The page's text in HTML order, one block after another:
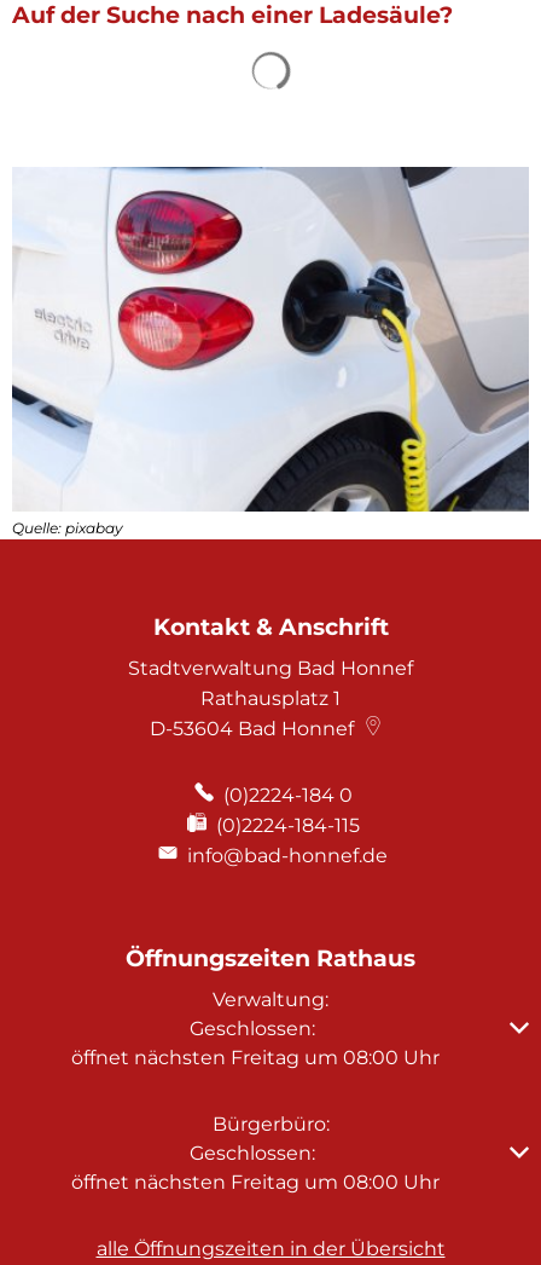
Auf der Suche nach einer Ladesäule?
Quelle: pixabay
Kontakt & Anschrift
Stadtverwaltung Bad Honnef
Rathausplatz 1
D-53604 Bad Honnef
(0)2224-184 0
(0)2224-184-115
info@bad-honnef.de
Öffnungszeiten Rathaus
Verwaltung:
Klicken, um weitere Öffnungs- oder Schließzeiten
Geschlossen:
öffnet nächsten Freitag um 08:00 Uhr
Bürgerbüro:
Klicken, um weitere Öffnungs- oder Schließzeiten
Geschlossen:
öffnet nächsten Freitag um 08:00 Uhr
alle Öffnungszeiten in der Übersicht